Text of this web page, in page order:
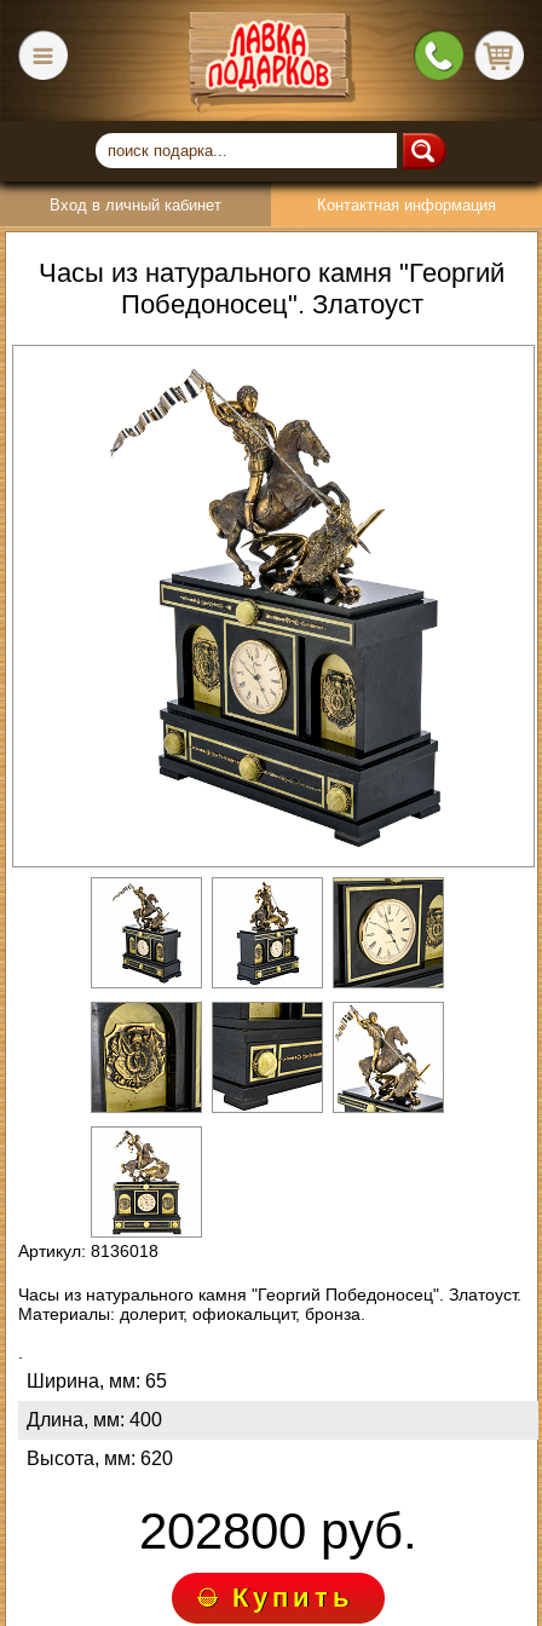
Вход в личный кабинет Контактная информация
Часы из натурального камня "Георгий
Победоносец". Златоуст
Артикул: 8136018
Часы из натурального камня "Георгий Победоносец". Златоуст.
Материалы: долерит, офиокальцит, бронза.
Ширина, мм: 65
Длина, мм: 400
Высота, мм: 620
202800 руб.
Купить